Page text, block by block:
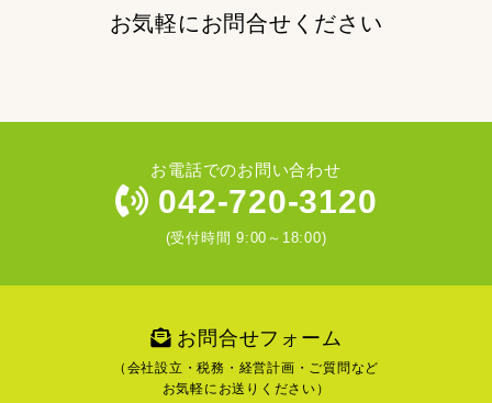
お気軽にお問合せください
お電話でのお問い合わせ
042-720-3120
(受付時間 9:00～18:00)
お問合せフォーム
（会社設立・税務・経営計画・ご質問など
お気軽にお送りください）